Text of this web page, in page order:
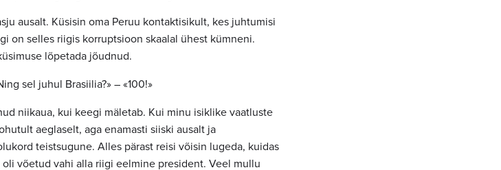
ausalt. Küsisin oma Peruu kontaktisikult, kes juhtumisi
on selles riigis korruptsioon skaalal ühest kümneni.
lõpetada jõudnud.
sel juhul Brasiilia?» – «100!»
niikaua, kui keegi mäletab. Kui minu isiklike vaatluste
aeglaselt, aga enamasti siiski ausalt ja
teistsugune. Alles pärast reisi võisin lugeda, kuidas
võetud vahi alla riigi eelmine president. Veel mullu